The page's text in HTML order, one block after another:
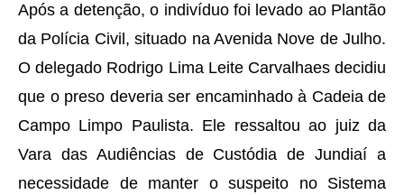
Após a detenção, o indivíduo foi levado ao Plantão
da Polícia Civil, situado na Avenida Nove de Julho.
O delegado Rodrigo Lima Leite Carvalhaes decidiu
que o preso deveria ser encaminhado à Cadeia de
Campo Limpo Paulista. Ele ressaltou ao juiz da
Vara das Audiências de Custódia de Jundiaí a
necessidade de manter o suspeito no Sistema